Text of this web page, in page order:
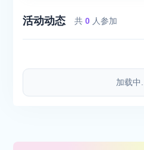
活动动态 共0 人参加
加载中...